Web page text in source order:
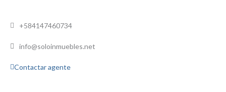
+584147460734
info@soloinmuebles.net
Contactar agente